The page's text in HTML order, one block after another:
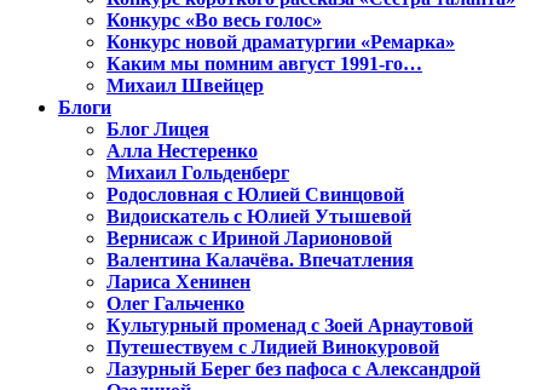
Конкурс «Во весь голос»
Конкурс новой драматургии «Ремарка»
Каким мы помним август 1991-го…
Михаил Швейцер
Блоги
Блог Лицея
Алла Нестеренко
Михаил Гольденберг
Родословная с Юлией Свинцовой
Видоискатель с Юлией Утышевой
Вернисаж с Ириной Ларионовой
Валентина Калачёва. Впечатления
Лариса Хенинен
Олег Гальченко
Культурный променад с Зоей Арнаутовой
Путешествуем с Лидией Винокуровой
Лазурный Берег без пафоса с Александрой